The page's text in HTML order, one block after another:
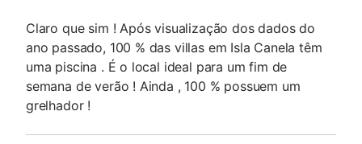
Claro que sim ! Após visualização dos dados do
ano passado, 100 % das villas em Isla Canela têm
uma piscina . É o local ideal para um fim de
semana de verão ! Ainda , 100 % possuem um
grelhador !